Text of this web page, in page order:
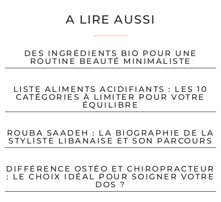
A LIRE AUSSI
DES INGRÉDIENTS BIO POUR UNE
ROUTINE BEAUTÉ MINIMALISTE
LISTE ALIMENTS ACIDIFIANTS : LES 10
CATÉGORIES À LIMITER POUR VOTRE
ÉQUILIBRE
ROUBA SAADEH : LA BIOGRAPHIE DE LA
STYLISTE LIBANAISE ET SON PARCOURS
DIFFÉRENCE OSTÉO ET CHIROPRACTEUR
: LE CHOIX IDÉAL POUR SOIGNER VOTRE
DOS ?